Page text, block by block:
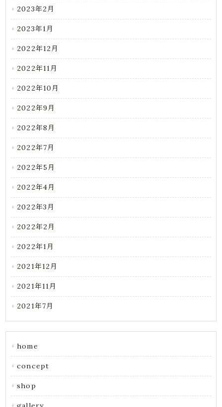
2023年2月
2023年1月
2022年12月
2022年11月
2022年10月
2022年9月
2022年8月
2022年7月
2022年5月
2022年4月
2022年3月
2022年2月
2022年1月
2021年12月
2021年11月
2021年7月
home
concept
shop